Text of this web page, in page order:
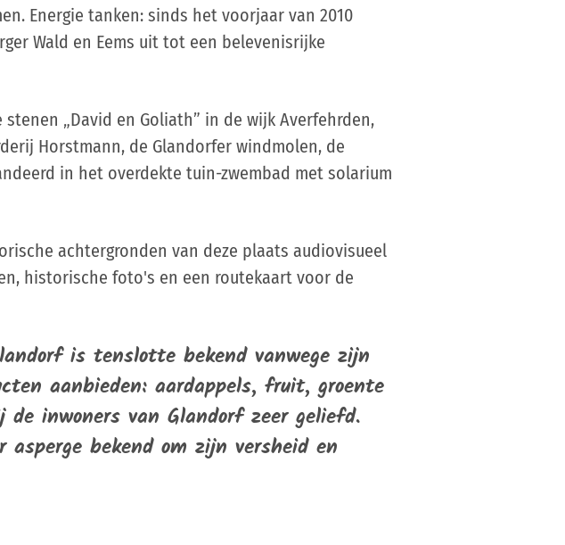
Energie tanken: sinds het voorjaar van 2010
Wald en Eems uit tot een belevenisrijke
„David en Goliath” in de wijk Averfehrden,
Horstmann, de Glandorfer windmolen, de
in het overdekte tuin-zwembad met solarium
achtergronden van deze plaats audiovisueel
historische foto's en een routekaart voor de
is tenslotte bekend vanwege zijn
aanbieden: aardappels, fruit, groente
inwoners van Glandorf zeer geliefd.
bekend om zijn versheid en